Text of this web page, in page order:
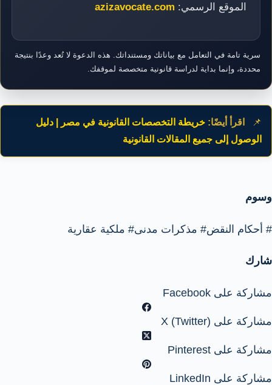
الموقع الرسمي: azizavocate.com
سرية تامة في التعامل مع بياناتك ومستنداتك. هذه الدعوة لا تُعد وعدًا بنتيجة
محددة، وإنما بداية لدراسة قانونية متخصصة لموقفك.
📌 اقرأ أيضًا: خريطة التخصصات القانونية في مصر | دليل
الوصول إلى جميع المقالات القانونية
وسوم
# أحكام النقض# مذكرات مدنى# ملكية عقارية
شارك
مشاركة على Facebook
مشاركة على X (Twitter)
مشاركة على Pinterest
مشاركة على LinkedIn